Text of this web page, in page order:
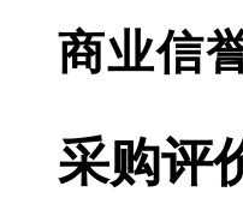
商业信
采购评